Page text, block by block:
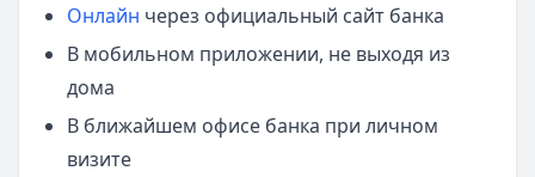
Онлайн через официальный сайт банка
В мобильном приложении, не выходя из
дома
В ближайшем офисе банка при личном
визите